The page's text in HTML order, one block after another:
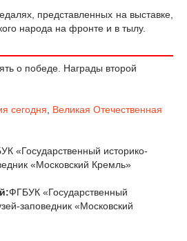
представленных на выставке,
народа на фронте и в тылу.
о победе. Награды второй
сегодня, Великая Отечественная
«Государственный историко-
«Московский Кремль»
ФГБУК «Государственный
заповедник «Московский